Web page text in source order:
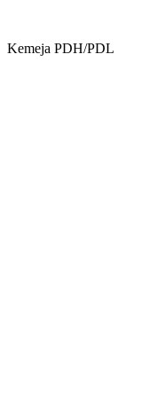
Kemeja PDH/PDL